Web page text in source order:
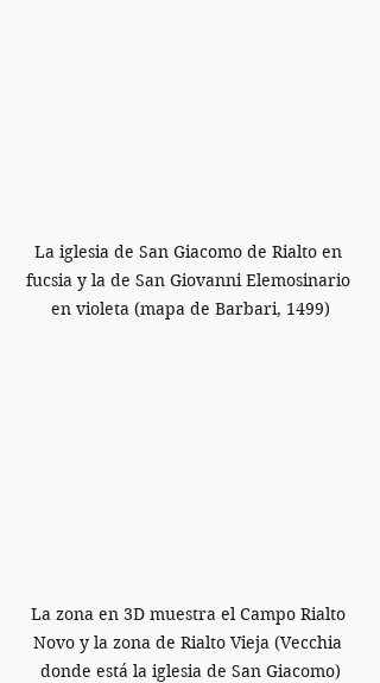
La iglesia de San Giacomo de Rialto en
fucsia y la de San Giovanni Elemosinario
en violeta (mapa de Barbari, 1499)
La zona en 3D muestra el Campo Rialto
Novo y la zona de Rialto Vieja (Vecchia
donde está la iglesia de San Giacomo)